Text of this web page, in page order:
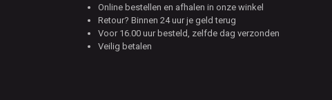
Online bestellen en afhalen in onze winkel
Retour? Binnen 24 uur je geld terug
Voor 16.00 uur besteld, zelfde dag verzonden
Veilig betalen